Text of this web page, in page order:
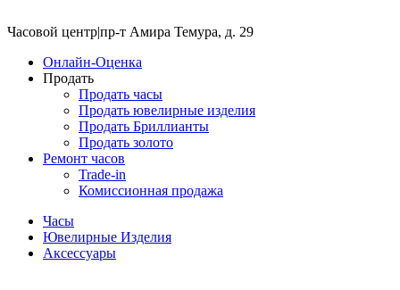
Часовой центр|пр-т Амира Темура, д. 29
Онлайн-Оценка
Продать
Продать часы
Продать ювелирные изделия
Продать Бриллианты
Продать золото
Ремонт часов
Trade-in
Комиссионная продажа
Часы
Ювелирные Изделия
Аксессуары